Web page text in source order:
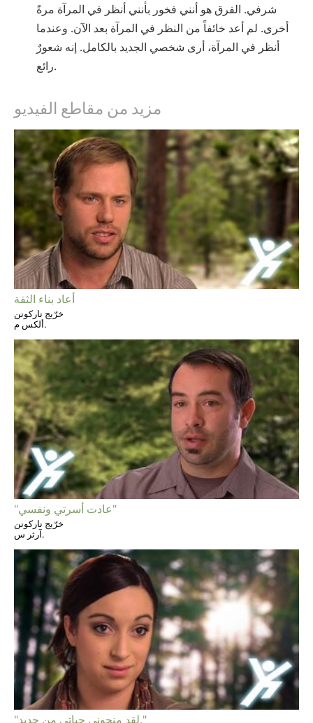
شرفي. الفرق هو أنني فخور بأنني أنظر في المرآة مرةً
أخرى. لم أعد خائفاً من النظر في المرآة بعد الآن. وعندما
أنظر في المرآة، أرى شخصي الجديد بالكامل. إنه شعورٌ
رائع.
مزيد من مقاطع الفيديو
أعاد بناء الثقة
خرّيج ناركونن
ألكس م.
"عادت أسرتي ونفسي"
خرّيج ناركونن
آرثر س.
"لقد منحوني حياتي من جديد."